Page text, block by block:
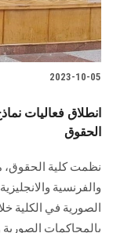
2023-10-05
انطلاق فعاليات
الحقوق
نظمت كلية الحقوق،
والفرنسية
الصورية في الكلية
بالمحاكمات